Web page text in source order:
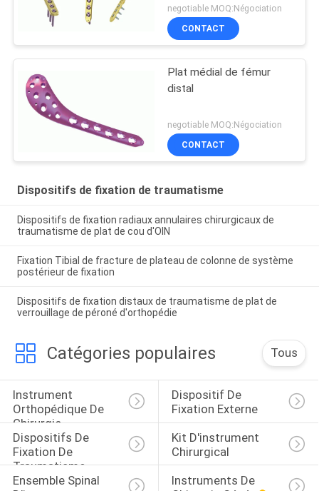
negotiable MOQ:Négociation
CONTACT
Plat médial de fémur
distal
negotiable MOQ:Négociation
CONTACT
Dispositifs de fixation de traumatisme
Dispositifs de fixation radiaux annulaires chirurgicaux de
traumatisme de plat de cou d'OIN
Fixation Tibial de fracture de plateau de colonne de système
postérieur de fixation
Dispositifs de fixation distaux de traumatisme de plat de
verrouillage de péroné d'orthopédie
Catégories populaires Tous
Instrument
Orthopédique De
Chirurgie
Dispositif De
Fixation Externe
Dispositifs De
Fixation De
Traumatisme
Kit D'instrument
Chirurgical
Ensemble Spinal
Instruments De